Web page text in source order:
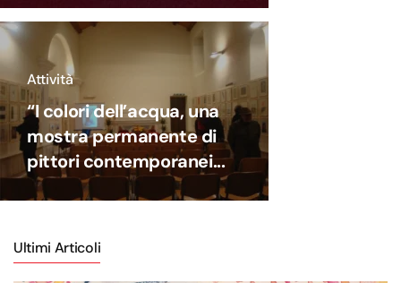
Attività
“I colori dell’acqua, una
mostra permanente di
pittori contemporanei...
Ultimi Articoli